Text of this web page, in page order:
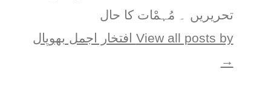
تحریریں ۔ مُہمْات کا حال
View all posts by افتخار اجمل بھوپال
→